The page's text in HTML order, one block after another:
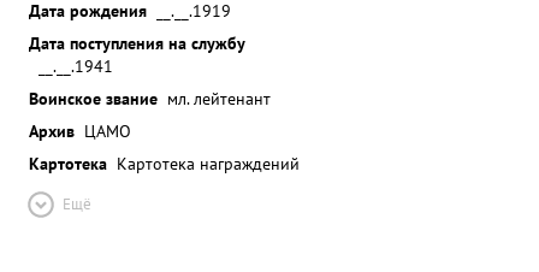
Дата рождения
__.__.1919
Дата поступления на службу
__.__.1941
Воинское звание мл. лейтенант
Архив ЦАМО
Картотека Картотека награждений
Ещё